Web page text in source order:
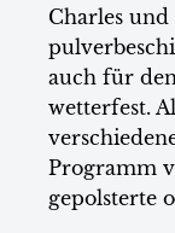
Charles und
auch für
wetterfest.
Programm
gepolsterte